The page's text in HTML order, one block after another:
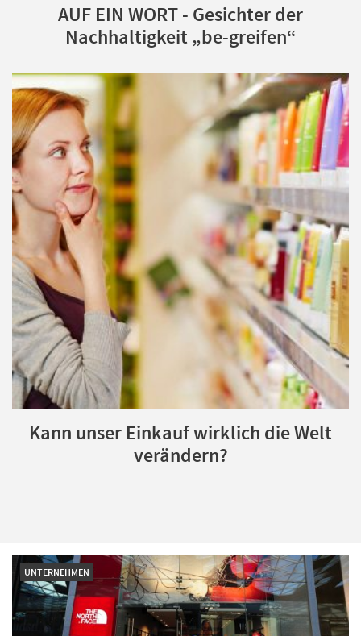
AUF EIN WORT - Gesichter der
Nachhaltigkeit „be-greifen“
Kann unser Einkauf wirklich die Welt
verändern?
UNTERNEHMEN